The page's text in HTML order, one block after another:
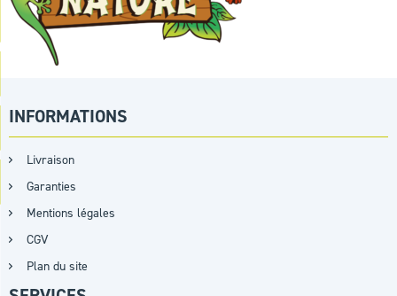
INFORMATIONS
Livraison
Garanties
Mentions légales
CGV
Plan du site